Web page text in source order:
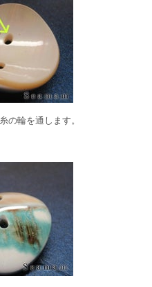
輪を通します。